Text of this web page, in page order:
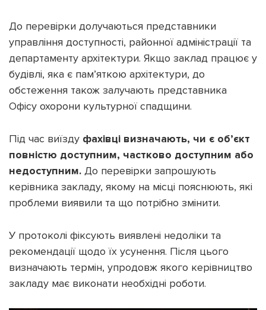
До перевірки долучаються представники
управління доступності, районної адміністрації та
департаменту архітектури. Якщо заклад працює у
будівлі, яка є пам’яткою архітектури, до
обстеження також залучають представника
Офісу охорони культурної спадщини.
Під час виїзду фахівці визначають, чи є об’єкт
повністю доступним, частково доступним або
недоступним. До перевірки запрошують
керівника закладу, якому на місці пояснюють, які
проблеми виявили та що потрібно змінити.
У протоколі фіксують виявлені недоліки та
рекомендації щодо їх усунення. Після цього
визначають термін, упродовж якого керівництво
закладу має виконати необхідні роботи.